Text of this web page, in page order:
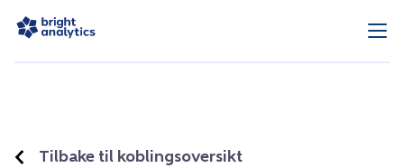
Tilbake til koblingsoversikt